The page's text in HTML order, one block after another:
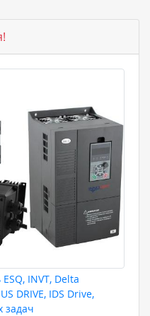
INVT, Delta
DRIVE, IDS Drive,
задач